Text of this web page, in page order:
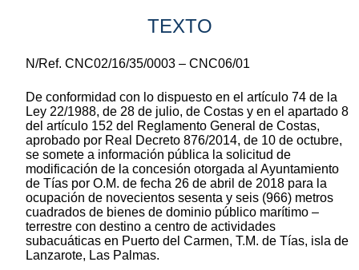
TEXTO
N/Ref. CNC02/16/35/0003 – CNC06/01
De conformidad con lo dispuesto en el artículo 74 de la
Ley 22/1988, de 28 de julio, de Costas y en el apartado 8
del artículo 152 del Reglamento General de Costas,
aprobado por Real Decreto 876/2014, de 10 de octubre,
se somete a información pública la solicitud de
modificación de la concesión otorgada al Ayuntamiento
de Tías por O.M. de fecha 26 de abril de 2018 para la
ocupación de novecientos sesenta y seis (966) metros
cuadrados de bienes de dominio público marítimo –
terrestre con destino a centro de actividades
subacuáticas en Puerto del Carmen, T.M. de Tías, isla de
Lanzarote, Las Palmas.